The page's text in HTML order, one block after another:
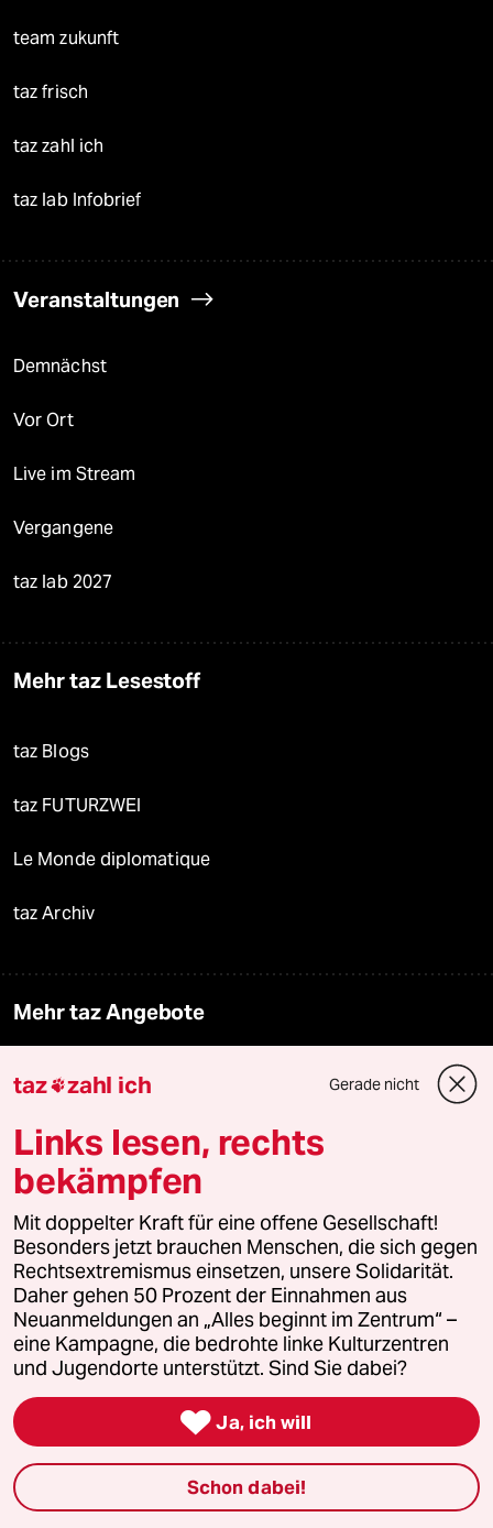
team zukunft
taz frisch
taz zahl ich
taz lab Infobrief
Veranstaltungen
Demnächst
Vor Ort
Live im Stream
Vergangene
taz lab 2027
Mehr taz Lesestoff
taz Blogs
taz FUTURZWEI
Le Monde diplomatique
taz Archiv
Mehr taz Angebote
Reisen
Kantine
Shop
Anzeigen
Fragen & Hilfe
Feedback
Aboservice
taz zahl ich Gerade nicht
Links lesen, rechts
bekämpfen
Mit doppelter Kraft für eine offene Gesellschaft!
Besonders jetzt brauchen Menschen, die sich gegen
Rechtsextremismus einsetzen, unsere Solidarität.
Daher gehen 50 Prozent der Einnahmen aus
Neuanmeldungen an „Alles beginnt im Zentrum“ –
eine Kampagne, die bedrohte linke Kulturzentren
und Jugendorte unterstützt. Sind Sie dabei?
 Ja, ich will
Schon dabei!